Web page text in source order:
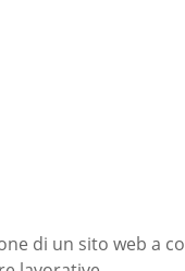
di un sito web a